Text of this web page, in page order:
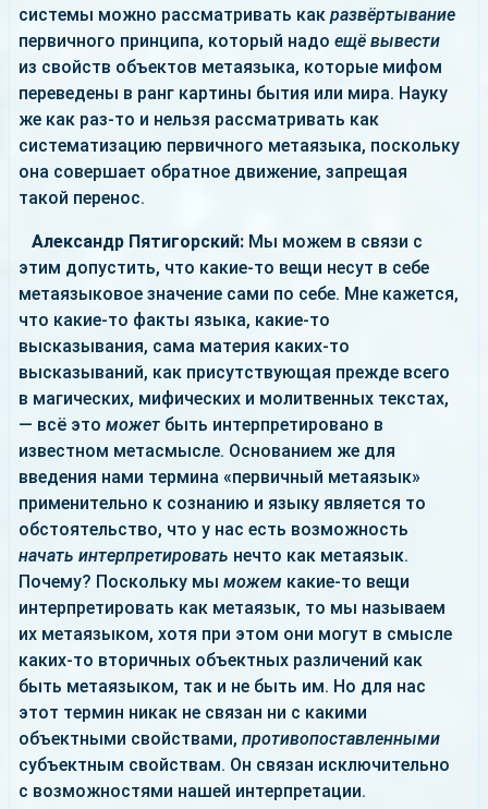
системы можно рассматривать как развёртывание
первичного принципа, который надо ещё вывести
из свойств объектов метаязыка, которые мифом
переведены в ранг картины бытия или мира. Науку
же как раз-то и нельзя рассматривать как
систематизацию первичного метаязыка, поскольку
она совершает обратное движение, запрещая
такой перенос.
Александр Пятигорский: Мы можем в связи с
этим допустить, что какие-то вещи несут в себе
метаязыковое значение сами по себе. Мне кажется,
что какие-то факты языка, какие-то
высказывания, сама материя каких-то
высказываний, как присутствующая прежде всего
в магических, мифических и молитвенных текстах,
— всё это может быть интерпретировано в
известном метасмысле. Основанием же для
введения нами термина «первичный метаязык»
применительно к сознанию и языку является то
обстоятельство, что у нас есть возможность
начать интерпретировать нечто как метаязык.
Почему? Поскольку мы можем какие-то вещи
интерпретировать как метаязык, то мы называем
их метаязыком, хотя при этом они могут в смысле
каких-то вторичных объектных различений как
быть метаязыком, так и не быть им. Но для нас
этот термин никак не связан ни с какими
объектными свойствами, противопоставленными
субъектным свойствам. Он связан исключительно
с возможностями нашей интерпретации.